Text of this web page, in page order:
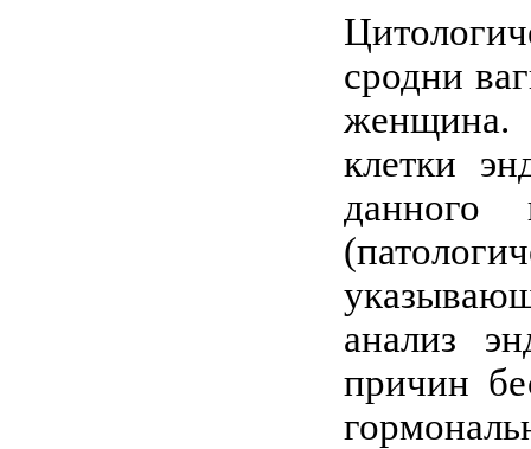
сродни
женщина.
клетки
данного
анализ
причин